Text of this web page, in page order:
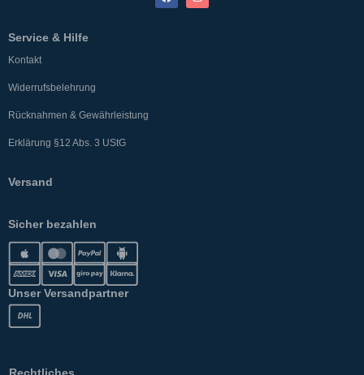
Service & Hilfe
Kontakt
Widerrufsbelehrung
Rücknahmen & Gewährleistung
Erklärung §12 Abs. 3 UStG
Versand
Sicher bezahlen
Unser Versandpartner